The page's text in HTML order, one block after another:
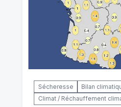
Sécheresse
Bilan
Climat / Réchauffement